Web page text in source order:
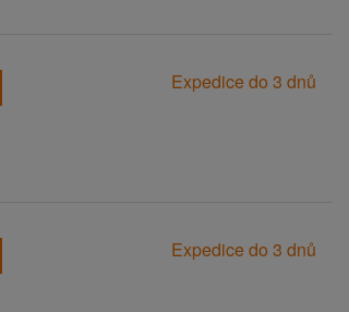
Expedice do 3 dnů
Expedice do 3 dnů